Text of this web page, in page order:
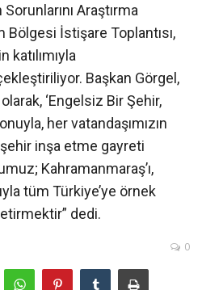
Araştırma
Bölgesi İstişare Toplantısı,
Başkan Görgel,
‘Engelsiz Bir Şehir,
her vatandaşımızın
inşa etme gayreti
Kahramanmaraş’ı,
tüm Türkiye’ye örnek
dedi.
0